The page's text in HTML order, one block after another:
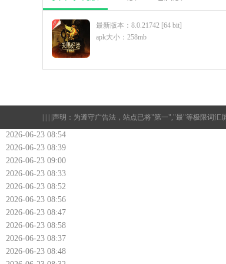
最新版本：8.0.21742 [64 bit]
apk大小：258mb
声明：为遵守广告法，站点已将"第一","最"等极限词汇
2026-06-23 08:54
2026-06-23 08:39
2026-06-23 09:00
2026-06-23 08:33
2026-06-23 08:52
2026-06-23 08:56
2026-06-23 08:47
2026-06-23 08:58
2026-06-23 08:37
2026-06-23 08:48